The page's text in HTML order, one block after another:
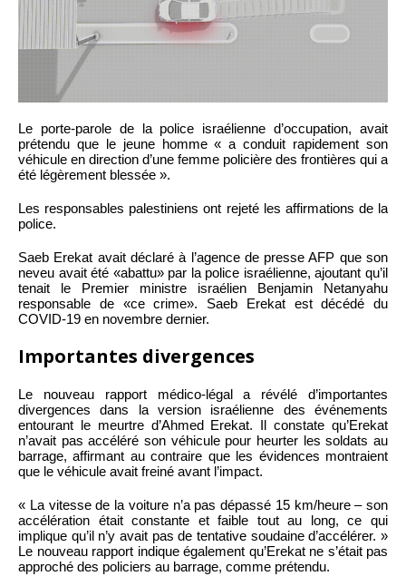
Le porte-parole de la police israélienne d’occupation, avait
prétendu que le jeune homme « a conduit rapidement son
véhicule en direction d’une femme policière des frontières qui a
été légèrement blessée ».
Les responsables palestiniens ont rejeté les affirmations de la
police.
Saeb Erekat avait déclaré à l’agence de presse AFP que son
neveu avait été «abattu» par la police israélienne, ajoutant qu’il
tenait le Premier ministre israélien Benjamin Netanyahu
responsable de «ce crime». Saeb Erekat est décédé du
COVID-19 en novembre dernier.
Importantes divergences
Le nouveau rapport médico-légal a révélé d’importantes
divergences dans la version israélienne des événements
entourant le meurtre d’Ahmed Erekat. Il constate qu’Erekat
n’avait pas accéléré son véhicule pour heurter les soldats au
barrage, affirmant au contraire que les évidences montraient
que le véhicule avait freiné avant l’impact.
« La vitesse de la voiture n’a pas dépassé 15 km/heure – son
accélération était constante et faible tout au long, ce qui
implique qu’il n’y avait pas de tentative soudaine d’accélérer. »
Le nouveau rapport indique également qu’Erekat ne s’était pas
approché des policiers au barrage, comme prétendu.